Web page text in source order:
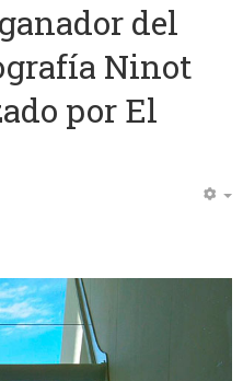
del
Ninot
por El